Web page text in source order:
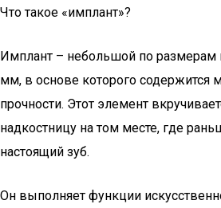
Что такое «имплант»?
Имплант – небольшой по размерам
мм, в основе которого содержится
прочности. Этот элемент
надкостницу на том месте, где
настоящий зуб.
Он выполняет функции